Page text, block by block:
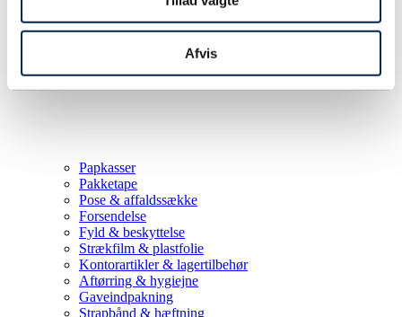
Afvis
Papkasser
Pakketape
Pose & affaldssække
Forsendelse
Fyld & beskyttelse
Strækfilm & plastfolie
Kontorartikler & lagertilbehør
Aftørring & hygiejne
Gaveindpakning
Strapbånd & hæftning